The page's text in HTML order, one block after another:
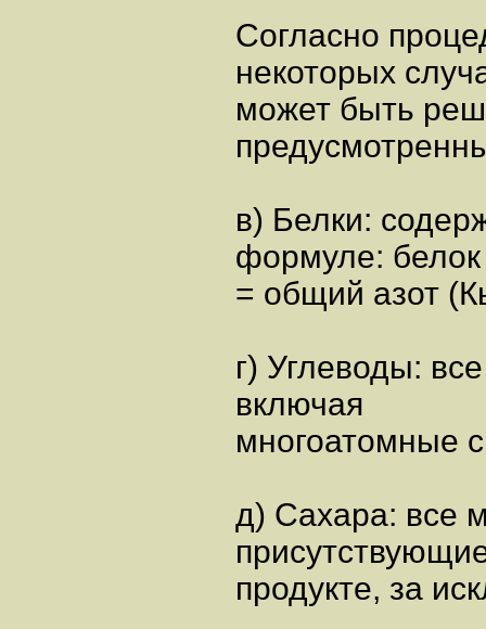
Согласно
некоторых
может быть
в) Белки:
формуле: белок
= общий азот
г) Углеводы:
включая
многоатомные
д) Сахара: все
продукте, за